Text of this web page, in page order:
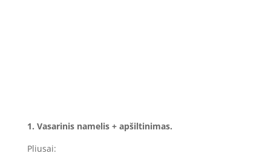
1. Vasarinis namelis + apšiltinimas.
Pliusai: